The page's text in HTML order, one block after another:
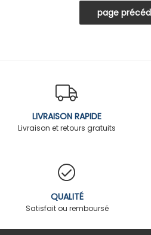
LIVRAISON RAPIDE
Livraison et retours gratuits
QUALITÉ
Satisfait ou remboursé